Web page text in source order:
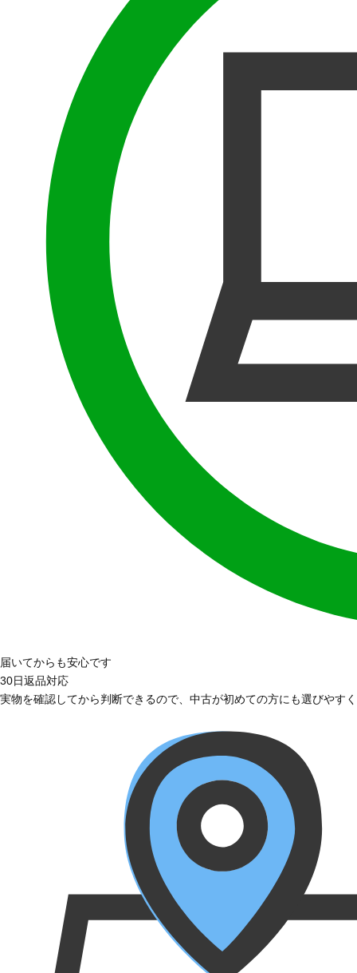
届いてからも安心です
30日返品対応
実物を確認してから判断できるので、中古が初めての方にも選びやす